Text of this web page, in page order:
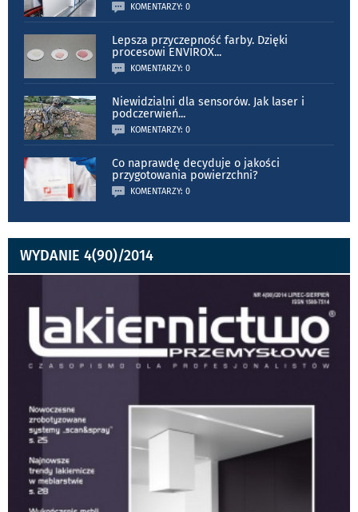
KOMENTARZY: 0
Lepsza przyczepność farby. Dzięki
procesowi ENVIROX...
KOMENTARZY: 0
Niewidzialni dla sensorów. Jak laser i
podczerwień...
KOMENTARZY: 0
Co naprawdę decyduje o jakości
przygotowania powierzchni?
KOMENTARZY: 0
WYDANIE 4(90)/2014